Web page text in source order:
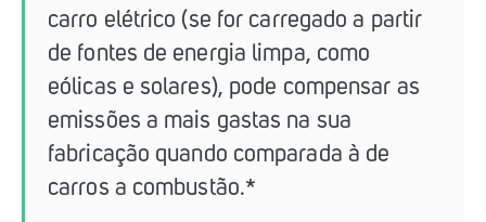
carro elétrico (se for carregado a partir
de fontes de energia limpa, como
eólicas e solares), pode compensar as
emissões a mais gastas na sua
fabricação quando comparada à de
carros a combustão.*